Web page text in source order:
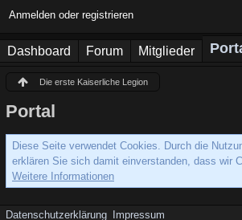
Anmelden oder registrieren
Dashboard Forum Mitglieder
Die erste Kaiserliche Legion
Portal
Diese Seite verwendet Cookies. Durch die
erklären Sie sich damit einverstanden, dass wir
Weitere Informationen
Datenschutzerklärung Impressum